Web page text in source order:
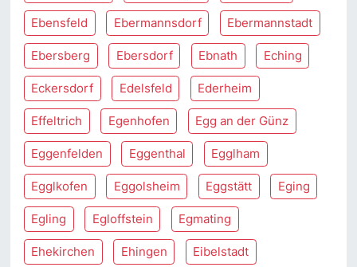
Ebensfeld Ebermannsdorf Ebermannstadt
Ebersberg Ebersdorf Ebnath Eching
Eckersdorf Edelsfeld Ederheim
Effeltrich Egenhofen Egg an der Günz
Eggenfelden Eggenthal Egglham
Egglkofen Eggolsheim Eggstätt Eging
Egling Egloffstein Egmating
Ehekirchen Ehingen Eibelstadt